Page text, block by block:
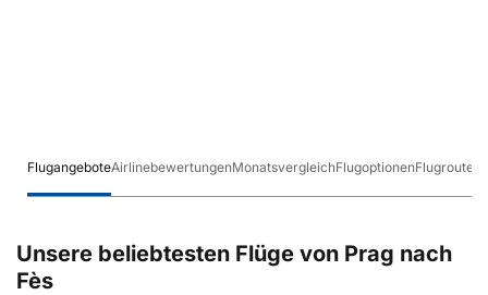
FlugangeboteAirlinebewertungenMonatsvergleichFlugoptionenFlugrouten
Unsere beliebtesten Flüge von Prag nach
Fès